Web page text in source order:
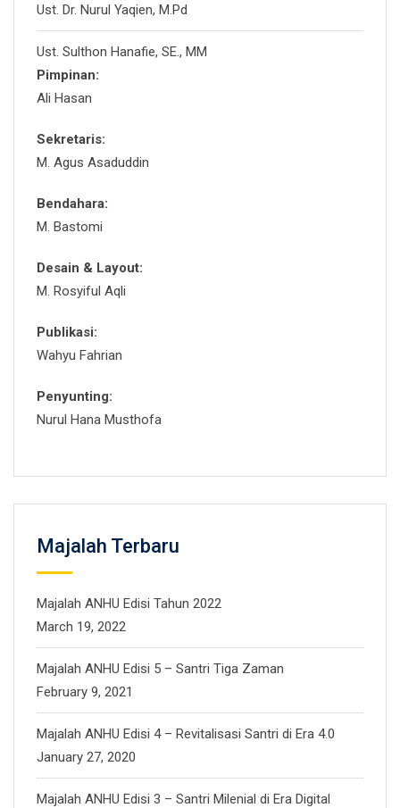
Ust. Dr. Nurul Yaqien, M.Pd
Ust. Sulthon Hanafie, SE., MM
Pimpinan:
Ali Hasan
Sekretaris:
M. Agus Asaduddin
Bendahara:
M. Bastomi
Desain & Layout:
M. Rosyiful Aqli
Publikasi:
Wahyu Fahrian
Penyunting:
Nurul Hana Musthofa
Majalah Terbaru
Majalah ANHU Edisi Tahun 2022
March 19, 2022
Majalah ANHU Edisi 5 – Santri Tiga Zaman
February 9, 2021
Majalah ANHU Edisi 4 – Revitalisasi Santri di Era 4.0
January 27, 2020
Majalah ANHU Edisi 3 – Santri Milenial di Era Digital